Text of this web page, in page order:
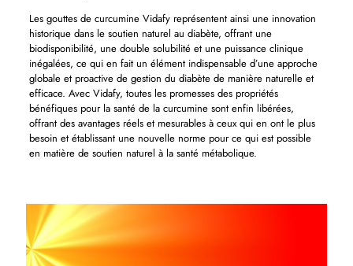
Les gouttes de curcumine Vidafy représentent ainsi une innovation
historique dans le soutien naturel au diabète, offrant une
biodisponibilité, une double solubilité et une puissance clinique
inégalées, ce qui en fait un élément indispensable d’une approche
globale et proactive de gestion du diabète de manière naturelle et
efficace. Avec Vidafy, toutes les promesses des propriétés
bénéfiques pour la santé de la curcumine sont enfin libérées,
offrant des avantages réels et mesurables à ceux qui en ont le plus
besoin et établissant une nouvelle norme pour ce qui est possible
en matière de soutien naturel à la santé métabolique.